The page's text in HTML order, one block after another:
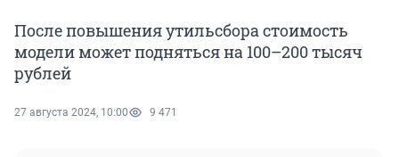
После повышения утильсбора стоимость
модели может подняться на 100–200 тысяч
рублей
27 августа 2024, 10:00 9 471